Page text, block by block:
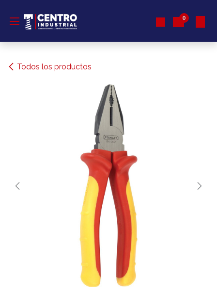
0
Todos los productos